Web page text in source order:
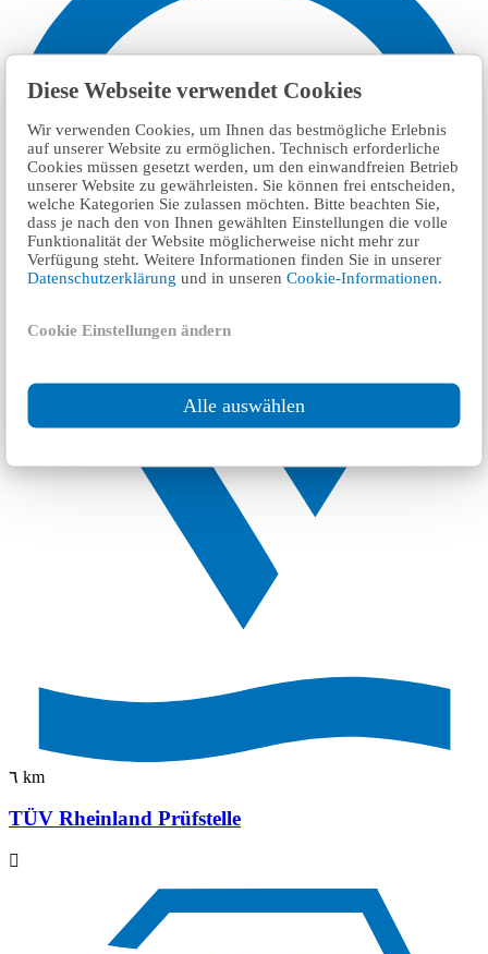
Diese Webseite verwendet Cookies
Wir verwenden Cookies, um Ihnen das bestmögliche Erlebnis
auf unserer Website zu ermöglichen. Technisch erforderliche
Cookies müssen gesetzt werden, um den einwandfreien Betrieb
unserer Website zu gewährleisten. Sie können frei entscheiden,
welche Kategorien Sie zulassen möchten. Bitte beachten Sie,
dass je nach den von Ihnen gewählten Einstellungen die volle
Funktionalität der Website möglicherweise nicht mehr zur
Verfügung steht. Weitere Informationen finden Sie in unserer
Datenschutzerklärungund in unserenCookie-Informationen.
Cookie Einstellungen ändern
Alle auswählen
٦ km
TÜV Rheinland Prüfstelle